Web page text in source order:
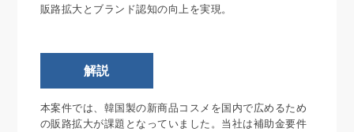
販路拡大とブランド認知の向上を実現。
解説
本案件では、韓国製の新商品コスメを国内で広めるため
の販路拡大が課題となっていました。当社は補助金要件